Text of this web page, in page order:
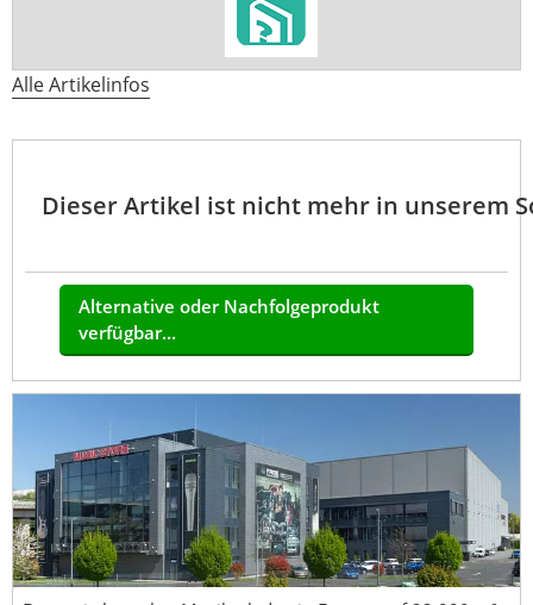
Alle Artikelinfos
Dieser Artikel ist nicht mehr in unserem
Alternative oder Nachfolgeprodukt
verfügbar...